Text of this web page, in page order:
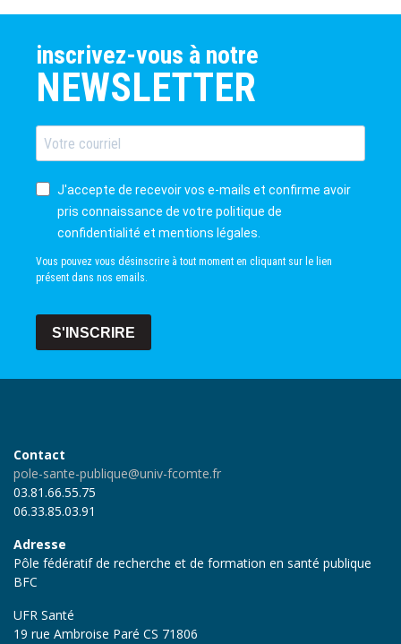
inscrivez-vous à notre
NEWSLETTER
J'accepte de recevoir vos e-mails et confirme avoir
pris connaissance de votre politique de
confidentialité et mentions légales.
Vous pouvez vous désinscrire à tout moment en cliquant sur le lien
présent dans nos emails.
S'INSCRIRE
Contact
pole-sante-publique@univ-fcomte.fr
03.81.66.55.75
06.33.85.03.91
Adresse
Pôle fédératif de recherche et de formation en santé publique
BFC
UFR Santé
19 rue Ambroise Paré CS 71806